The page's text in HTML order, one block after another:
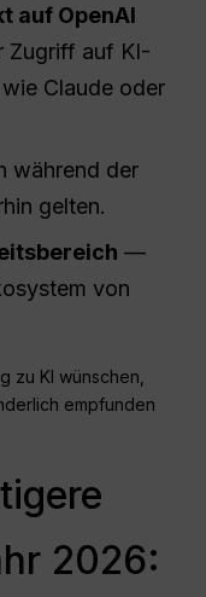
auf OpenAI
Zugriff auf KI-
Claude oder
während der
gelten.
—
von
zu KI wünschen,
empfunden
2026: